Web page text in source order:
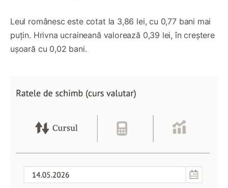
Leul românesc este cotat la 3,86 lei, cu 0,77 bani mai
puțin. Hrivna ucraineană valorează 0,39 lei, în creștere
ușoară cu 0,02 bani.